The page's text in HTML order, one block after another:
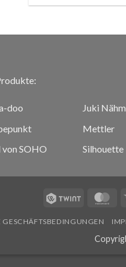
doo
von SOHO
Juki
Mettler
Silhouette
Twint
GESCHÄFTSBEDINGUNGEN